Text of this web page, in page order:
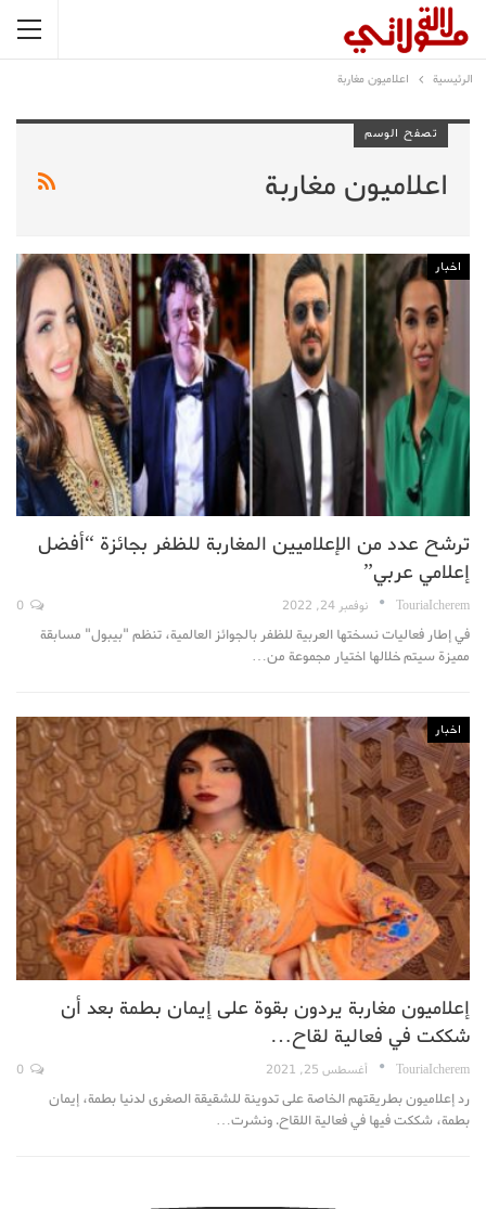
الرئيسية اعلاميون مغاربة
تصفح الوسم
اعلاميون مغاربة
اخبار
ترشح عدد من الإعلاميين المغاربة للظفر بجائزة “أفضل
إعلامي عربي”
TouriaIcherem نوفمبر 24, 2022
في إطار فعاليات نسختها العربية للظفر بالجوائز العالمية، تنظم "بيبول" مسابقة
مميزة سيتم خلالها اختيار مجموعة من…
اخبار
إعلاميون مغاربة يردون بقوة على إيمان بطمة بعد أن
شككت في فعالية لقاح…
TouriaIcherem أغسطس 25, 2021
رد إعلاميون بطريقتهم الخاصة على تدوينة للشقيقة الصغرى لدنيا بطمة، إيمان
بطمة، شككت فيها في فعالية اللقاح. ونشرت…